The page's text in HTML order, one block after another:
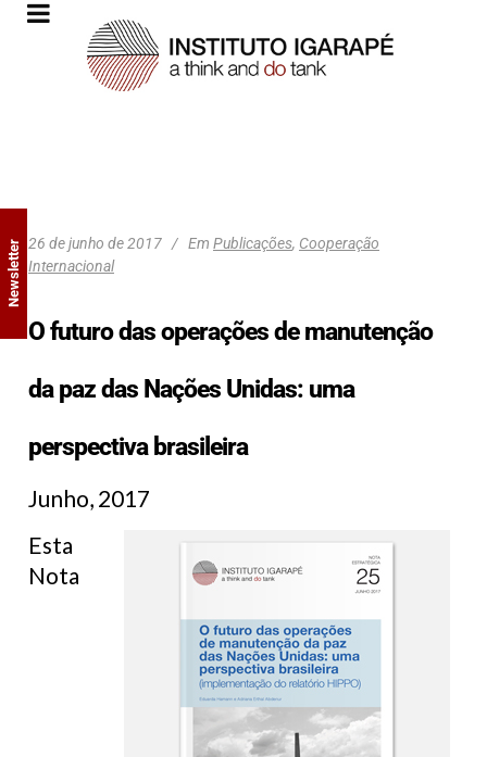
26 de junho de 2017 Em Publicações, Cooperação
Internacional
O futuro das operações de manutenção
da paz das Nações Unidas: uma
perspectiva brasileira
Junho, 2017
Esta
Nota
Newsletter